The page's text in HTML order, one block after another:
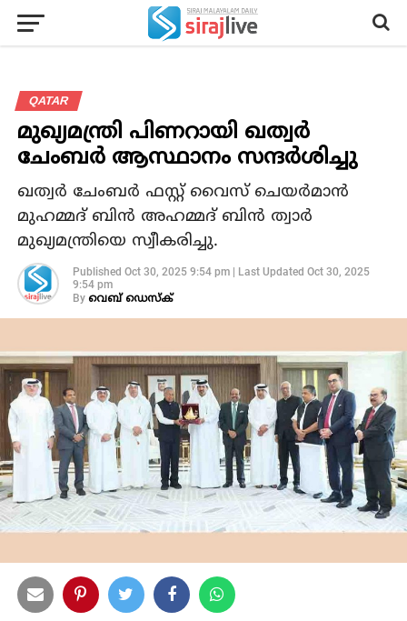
QATAR
മുഖ്യമന്ത്രി പിണറായി ഖത്വര്‍
ചേംബര്‍ ആസ്ഥാനം സന്ദര്‍ശിച്ചു
ഖത്വര്‍ ചേംബര്‍ ഫസ്റ്റ് വൈസ് ചെയര്‍മാന്‍
മുഹമ്മദ് ബിന്‍ അഹമ്മദ് ബിന്‍ ത്വാര്‍
മുഖ്യമന്ത്രിയെ സ്വീകരിച്ചു.
Published Oct 30, 2025 9:54 pm| Last Updated Oct 30, 2025
9:54 pm
By വെബ് ഡെസ്‌ക്